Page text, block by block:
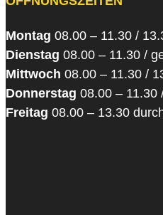
Montag 08.00 – 11.30 /
Dienstag 08.00 – 11.30 /
Mittwoch 08.00 – 11.30 /
Donnerstag 08.00 – 11.30
Freitag 08.00 – 13.30